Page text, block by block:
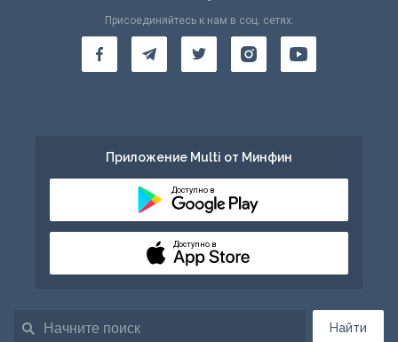
Найти
Присоединяйтесь к нам в соц. сетях:
Приложение Multi от Минфин
Доступно в
Доступно в